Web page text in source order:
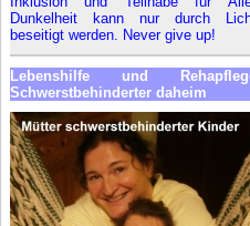
Dunkelheit kann nur durch
beseitigt werden. Never give up!
Lebenshilfe und
Schwerstbehinderter daheim